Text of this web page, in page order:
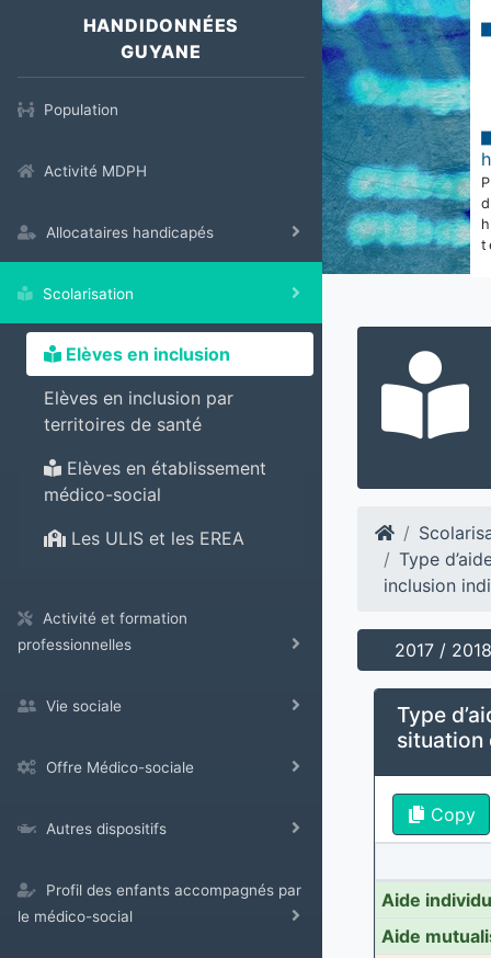
HANDIDONNÉES
GUYANE
Population
Activité MDPH
Allocataires handicapés
Scolarisation
Elèves en inclusion
Elèves en inclusion par
territoires de santé
Elèves en établissement
médico-social
Les ULIS et les EREA
Activité et formation
professionnelles
Vie sociale
Offre Médico-sociale
Autres dispositifs
Profil des enfants accompagnés par
le médico-social
Type
inclusion
2017 / 2018
Type
situation
Copy
Aide
Aide